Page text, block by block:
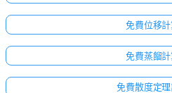
免費位移
免費蒸餾
免費散度定